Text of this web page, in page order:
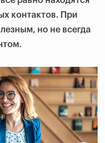
контактов. При
но не всегда